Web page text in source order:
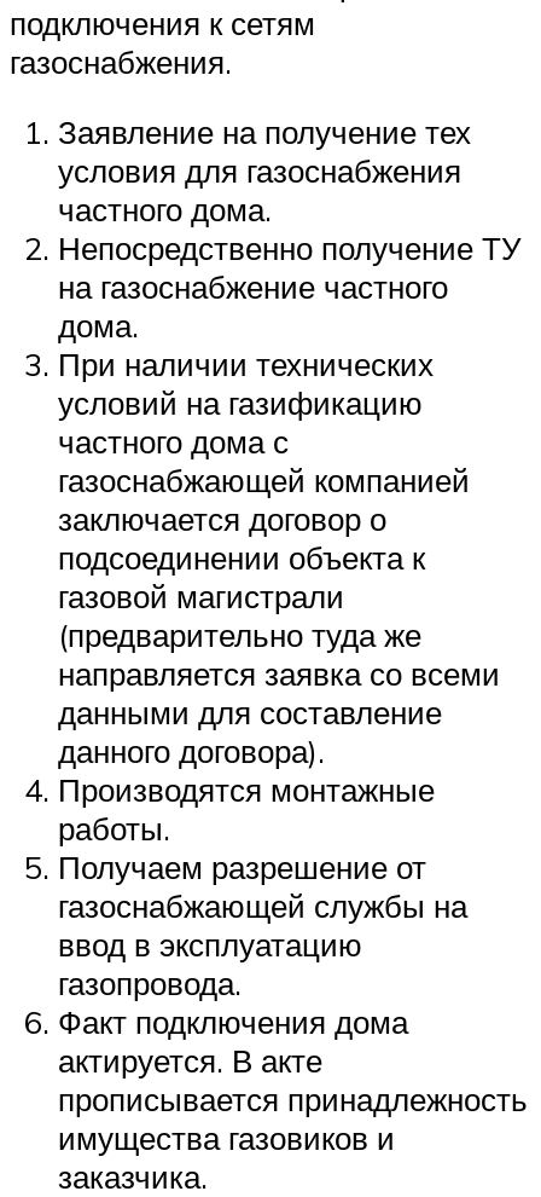
подключения к сетям
газоснабжения.
Заявление на получение тех
условия для газоснабжения
частного дома.
Непосредственно получение ТУ
на газоснабжение частного
дома.
При наличии технических
условий на газификацию
частного дома с
газоснабжающей компанией
заключается договор о
подсоединении объекта к
газовой магистрали
(предварительно туда же
направляется заявка со всеми
данными для составление
данного договора).
Производятся монтажные
работы.
Получаем разрешение от
газоснабжающей службы на
ввод в эксплуатацию
газопровода.
Факт подключения дома
актируется. В акте
прописывается принадлежность
имущества газовиков и
заказчика.